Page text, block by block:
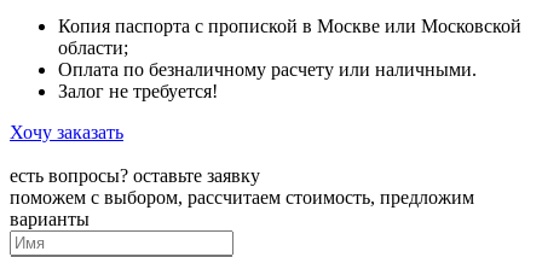
Копия паспорта с пропиской в Москве или Московской
области;
Оплата по безналичному расчету или наличными.
Залог не требуется!
Хочу заказать
есть вопросы? оставьте заявку
поможем с выбором, рассчитаем стоимость, предложим
варианты